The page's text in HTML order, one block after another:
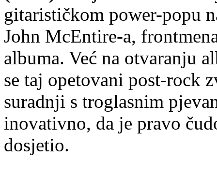
gitarističkom power-popu
John McEntire-a,
albuma. Već na otvaranju
se taj opetovani post-rock
suradnji s troglasnim
inovativno, da je pravo
dosjetio.